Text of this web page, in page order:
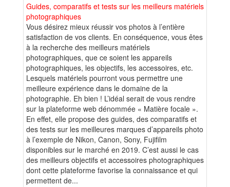
Guides, comparatifs et tests sur les meilleurs matériels
photographiques
Vous désirez mieux réussir vos photos à l’entière
satisfaction de vos clients. En conséquence, vous êtes
à la recherche des meilleurs matériels
photographiques, que ce soient les appareils
photographiques, les objectifs, les accessoires, etc.
Lesquels matériels pourront vous permettre une
meilleure expérience dans le domaine de la
photographie. Eh bien ! L’idéal serait de vous rendre
sur la plateforme web dénommée « Matière focale ».
En effet, elle propose des guides, des comparatifs et
des tests sur les meilleures marques d’appareils photo
à l’exemple de Nikon, Canon, Sony, Fujifilm
disponibles sur le marché en 2019. C’est aussi le cas
des meilleurs objectifs et accessoires photographiques
dont cette plateforme favorise la connaissance et qui
permettent de...